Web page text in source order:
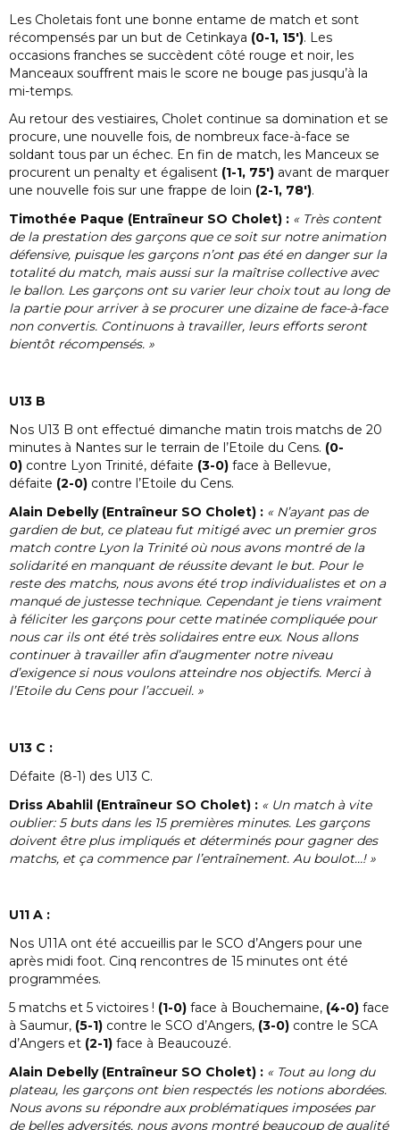
Les Choletais font une bonne entame de match et sont
récompensés par un but de Cetinkaya (0-1, 15′). Les
occasions franches se succèdent côté rouge et noir, les
Manceaux souffrent mais le score ne bouge pas jusqu’à la
mi-temps.
Au retour des vestiaires, Cholet continue sa domination et se
procure, une nouvelle fois, de nombreux face-à-face se
soldant tous par un échec. En fin de match, les Manceux se
procurent un penalty et égalisent (1-1, 75′) avant de marquer
une nouvelle fois sur une frappe de loin (2-1, 78′).
Timothée Paque (Entraîneur SO Cholet) : « Très content
de la prestation des garçons que ce soit sur notre animation
défensive, puisque les garçons n’ont pas été en danger sur la
totalité du match, mais aussi sur la maîtrise collective avec
le ballon. Les garçons ont su varier leur choix tout au long de
la partie pour arriver à se procurer une dizaine de face-à-face
non convertis. Continuons à travailler, leurs efforts seront
bientôt récompensés. »
U13 B
Nos U13 B ont effectué dimanche matin trois matchs de 20
minutes à Nantes sur le terrain de l’Etoile du Cens. (0-
0) contre Lyon Trinité, défaite (3-0) face à Bellevue,
défaite (2-0) contre l’Etoile du Cens.
Alain Debelly (Entraîneur SO Cholet) : « N’ayant pas de
gardien de but, ce plateau fut mitigé avec un premier gros
match contre Lyon la Trinité où nous avons montré de la
solidarité en manquant de réussite devant le but. Pour le
reste des matchs, nous avons été trop individualistes et on a
manqué de justesse technique. Cependant je tiens vraiment
à féliciter les garçons pour cette matinée compliquée pour
nous car ils ont été très solidaires entre eux. Nous allons
continuer à travailler afin d’augmenter notre niveau
d’exigence si nous voulons atteindre nos objectifs. Merci à
l’Etoile du Cens pour l’accueil. »
U13 C :
Défaite (8-1) des U13 C.
Driss Abahlil (Entraîneur SO Cholet) : « Un match à vite
oublier: 5 buts dans les 15 premières minutes. Les garçons
doivent être plus impliqués et déterminés pour gagner des
matchs, et ça commence par l’entraînement. Au boulot…! »
U11 A :
Nos U11A ont été accueillis par le SCO d’Angers pour une
après midi foot. Cinq rencontres de 15 minutes ont été
programmées.
5 matchs et 5 victoires ! (1-0) face à Bouchemaine, (4-0) face
à Saumur, (5-1) contre le SCO d’Angers, (3-0) contre le SCA
d’Angers et (2-1) face à Beaucouzé.
Alain Debelly (Entraîneur SO Cholet) : « Tout au long du
plateau, les garçons ont bien respectés les notions abordées.
Nous avons su répondre aux problématiques imposées par
de belles adversités, nous avons montré beaucoup de qualité